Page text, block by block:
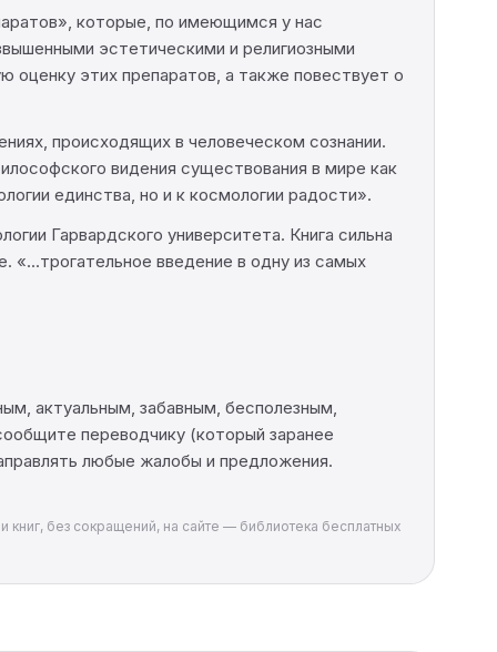
которые, по имеющимся у нас
эстетическими и религиозными
оценку этих препаратов, а также повествует о
происходящих в человеческом сознании.
видения существования в мире как
единства, но и к космологии радости».
Гарвардского университета. Книга сильна
введение в одну из самых
актуальным, забавным, бесполезным,
переводчику (который заранее
любые жалобы и предложения.
книг, без сокращений, на сайте — библиотека бесплатных